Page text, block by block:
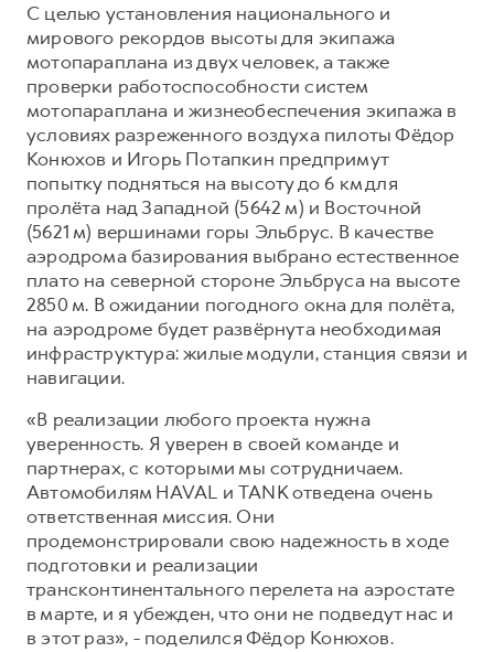
С целью установления национального и
мирового рекордов высоты для экипажа
мотопараплана из двух человек, а также
проверки работоспособности систем
мотопараплана и жизнеобеспечения экипажа в
условиях разреженного воздуха пилоты Фёдор
Конюхов и Игорь Потапкин предпримут
попытку подняться на высоту до 6 км для
пролёта над Западной (5642 м) и Восточной
(5621 м) вершинами горы Эльбрус. В качестве
аэродрома базирования выбрано естественное
плато на северной стороне Эльбруса на высоте
2850 м. В ожидании погодного окна для полёта,
на аэродроме будет развёрнута необходимая
инфраструктура: жилые модули, станция связи и
навигации.
«В реализации любого проекта нужна
уверенность. Я уверен в своей команде и
партнерах, с которыми мы сотрудничаем.
Автомобилям HAVAL и TANK отведена очень
ответственная миссия. Они
продемонстрировали свою надежность в ходе
подготовки и реализации
трансконтинентального перелета на аэростате
в марте, и я убежден, что они не подведут нас и
в этот раз», - поделился Фёдор Конюхов.